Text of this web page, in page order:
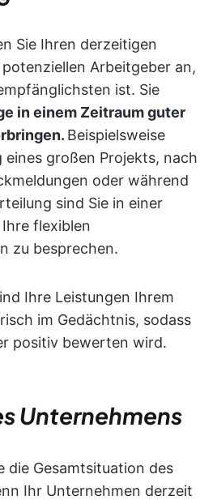
Sie Ihren derzeitigen
Arbeitgeber an,
ist. Sie
in einem Zeitraum guter
Beispielsweise
großen Projekts, nach
oder während
sind Sie in einer
flexiblen
zu besprechen.
Ihre Leistungen Ihrem
im Gedächtnis, sodass
positiv bewerten wird.
Unternehmens
die Gesamtsituation des
Ihr Unternehmen derzeit